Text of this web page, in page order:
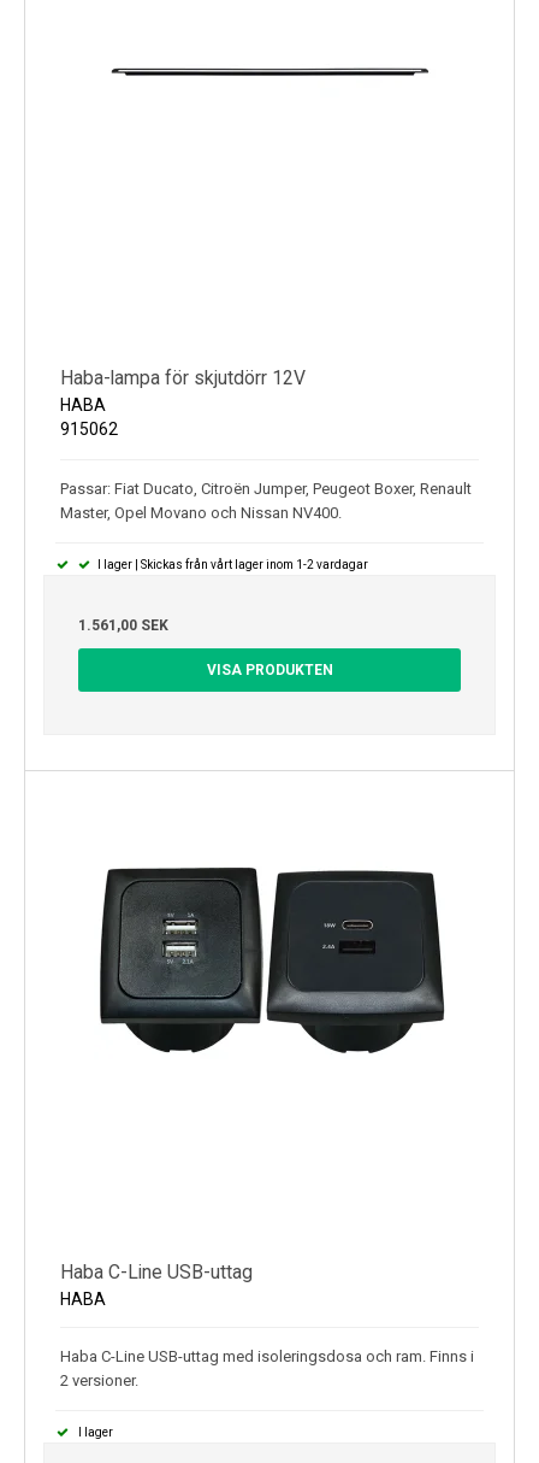
Haba-lampa för skjutdörr 12V
HABA
915062
Passar: Fiat Ducato, Citroën Jumper, Peugeot Boxer, Renault
Master, Opel Movano och Nissan NV400.
I lager | Skickas från vårt lager inom 1-2 vardagar
1.561,00 SEK
VISA PRODUKTEN
Haba C-Line USB-uttag
HABA
Haba C-Line USB-uttag med isoleringsdosa och ram. Finns i
2 versioner.
I lager